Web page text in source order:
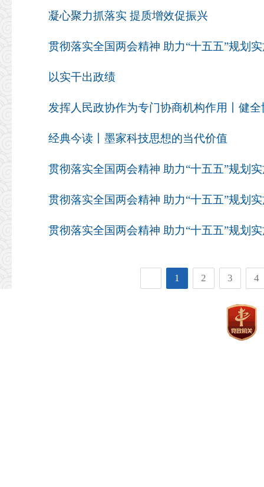
凝心聚力抓落实 提质增效促振兴
以实干出政绩
经典今读丨墨家科技思想的当代价值
1 2 3 4